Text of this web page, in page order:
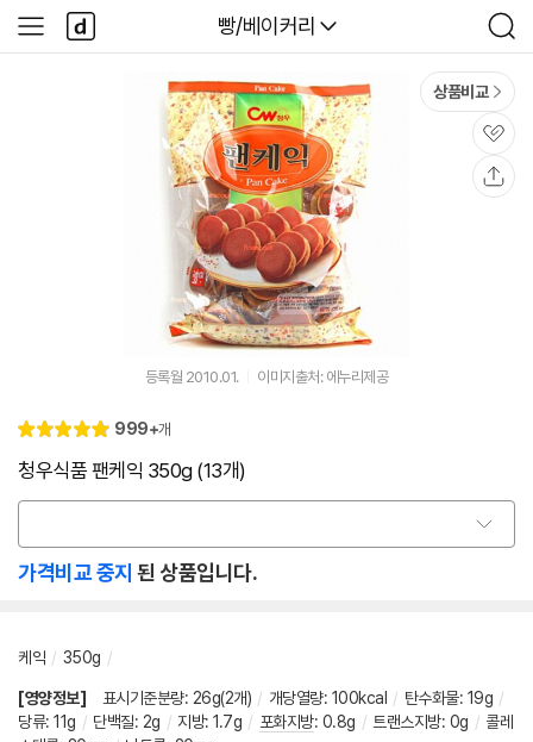
다나와
빵/베이커리
검
색
사
이
다
나
와
상품비교
관
심
등록월 2010.01. 이미지출처: 에누리제공
별
점
5.
0
리
999+개
청우식품 팬케익 350g (13개)
션
선
가격비교 중지 된 상품입니다.
케익 / 350g /
[영양정보] 표시기준분량: 26g(2개) / 개당열량: 100kcal / 탄수화물: 19g /
당류: 11g / 단백질: 2g / 지방: 1.7g / 포화지방: 0.8g / 트랜스지방: 0g / 콜레